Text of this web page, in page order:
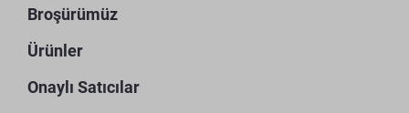
Broşürümüz
Ürünler
Onaylı Satıcılar